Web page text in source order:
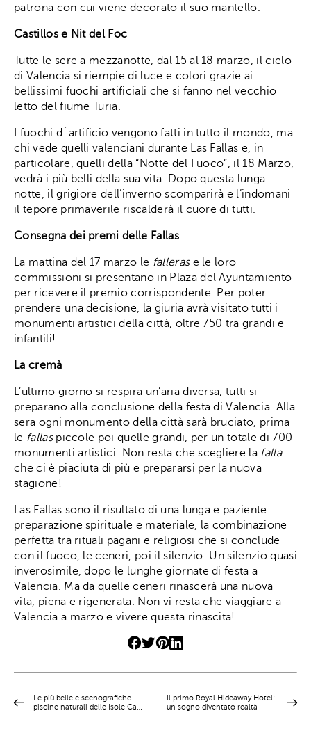
patrona con cui viene decorato il suo mantello.
Castillos e Nit del Foc
Tutte le sere a mezzanotte, dal 15 al 18 marzo, il cielo
di Valencia si riempie di luce e colori grazie ai
bellissimi fuochi artificiali che si fanno nel vecchio
letto del fiume Turia.
I fuochi d´artificio vengono fatti in tutto il mondo, ma
chi vede quelli valenciani durante Las Fallas e, in
particolare, quelli della “Notte del Fuoco”, il 18 Marzo,
vedrà i più belli della sua vita. Dopo questa lunga
notte, il grigiore dell’inverno scomparirà e l’indomani
il tepore primaverile riscalderà il cuore di tutti.
Consegna dei premi delle Fallas
La mattina del 17 marzo le fallerase le loro
commissioni si presentano in Plaza del Ayuntamiento
per ricevere il premio corrispondente. Per poter
prendere una decisione, la giuria avrà visitato tutti i
monumenti artistici della città, oltre 750 tra grandi e
infantili!
La cremà
L’ultimo giorno si respira un’aria diversa, tutti si
preparano alla conclusione della festa di Valencia. Alla
sera ogni monumento della città sarà bruciato, prima
le fallaspiccole poi quelle grandi, per un totale di 700
monumenti artistici. Non resta che scegliere la falla
che ci è piaciuta di più e prepararsi per la nuova
stagione!
Las Fallas sono il risultato di una lunga e paziente
preparazione spirituale e materiale, la combinazione
perfetta tra rituali pagani e religiosi che si conclude
con il fuoco, le ceneri, poi il silenzio. Un silenzio quasi
inverosimile, dopo le lunghe giornate di festa a
Valencia. Ma da quelle ceneri rinascerà una nuova
vita, piena e rigenerata. Non vi resta che viaggiare a
Valencia a marzo e vivere questa rinascita!
Le più belle e scenografiche
piscine naturali delle Isole Ca…
Il primo Royal Hideaway Hotel:
un sogno diventato realtà